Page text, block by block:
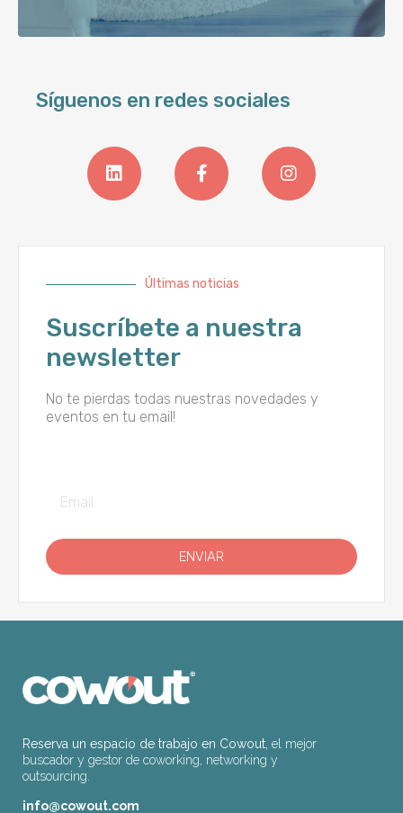
Síguenos en redes sociales
Últimas noticias
Suscríbete a nuestra
newsletter
No te pierdas todas nuestras novedades y
eventos en tu email!
ENVIAR
Reserva un espacio de trabajo en Cowout, el mejor
buscador y gestor de coworking, networking y
outsourcing.
info@cowout.com